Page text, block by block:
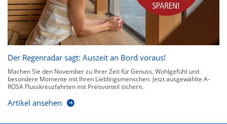
Der Regenradar sagt: Auszeit an Bord voraus!
Machen Sie den November zu Ihrer Zeit für Genuss, Wohlgefühl und
besondere Momente mit Ihren Lieblingsmenschen. Jetzt ausgewählte A-
ROSA Flusskreuzfahrten mit Preisvorteil sichern.
Artikel ansehen